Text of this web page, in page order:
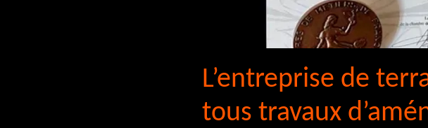
L’entreprise de
tous travaux